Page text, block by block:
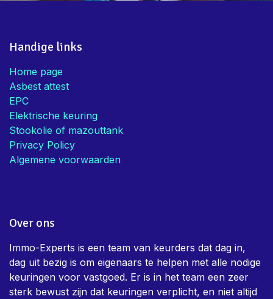
Handige links
Home page
Asbest attest
EPC
Elektrische keuring
Stookolie of mazouttank
Privacy Policy
Algemene voorwaarden
Over ons
Immo-Experts is een team van keurders dat dag in,
dag uit bezig is om eigenaars te helpen met alle nodige
keuringen voor vastgoed. Er is in het team een zeer
sterk bewust zijn dat keuringen verplicht, en niet altijd